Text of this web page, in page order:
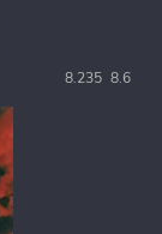
8.235 8.6